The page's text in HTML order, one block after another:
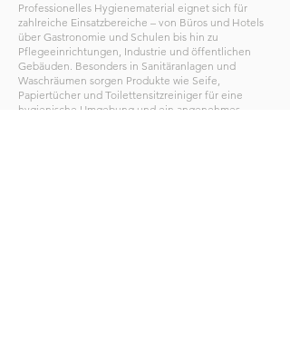
Professionelles Hygienematerial eignet sich für
zahlreiche Einsatzbereiche – von Büros und Hotels
über Gastronomie und Schulen bis hin zu
Pflegeeinrichtungen, Industrie und öffentlichen
Gebäuden. Besonders in Sanitäranlagen und
Waschräumen sorgen Produkte wie Seife,
Papiertücher und Toilettensitzreiniger für eine
hygienische Umgebung und ein angenehmes